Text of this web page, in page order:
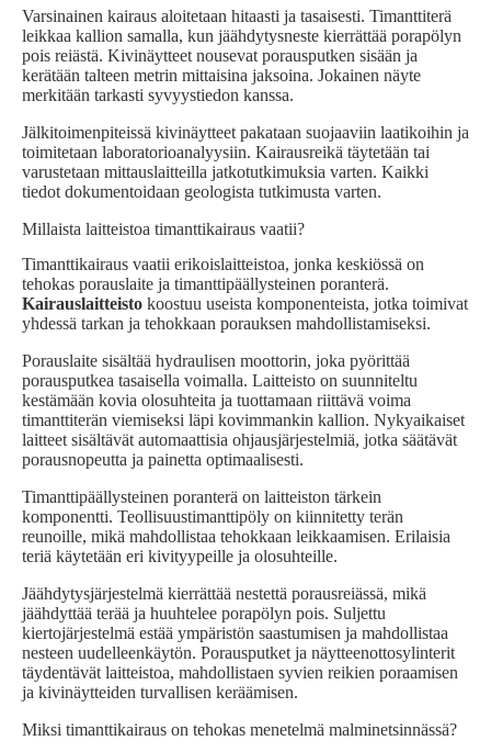
Varsinainen kairaus aloitetaan hitaasti ja tasaisesti. Timanttiterä
leikkaa kallion samalla, kun jäähdytysneste kierrättää porapölyn
pois reiästä. Kivinäytteet nousevat porausputken sisään ja
kerätään talteen metrin mittaisina jaksoina. Jokainen näyte
merkitään tarkasti syvyystiedon kanssa.
Jälkitoimenpiteissä kivinäytteet pakataan suojaaviin laatikoihin ja
toimitetaan laboratorioanalyysiin. Kairausreikä täytetään tai
varustetaan mittauslaitteilla jatkotutkimuksia varten. Kaikki
tiedot dokumentoidaan geologista tutkimusta varten.
Millaista laitteistoa timanttikairaus vaatii?
Timanttikairaus vaatii erikoislaitteistoa, jonka keskiössä on
tehokas porauslaite ja timanttipäällysteinen poranterä.
Kairauslaitteisto koostuu useista komponenteista, jotka toimivat
yhdessä tarkan ja tehokkaan porauksen mahdollistamiseksi.
Porauslaite sisältää hydraulisen moottorin, joka pyörittää
porausputkea tasaisella voimalla. Laitteisto on suunniteltu
kestämään kovia olosuhteita ja tuottamaan riittävä voima
timanttiterän viemiseksi läpi kovimmankin kallion. Nykyaikaiset
laitteet sisältävät automaattisia ohjausjärjestelmiä, jotka säätävät
porausnopeutta ja painetta optimaalisesti.
Timanttipäällysteinen poranterä on laitteiston tärkein
komponentti. Teollisuustimanttipöly on kiinnitetty terän
reunoille, mikä mahdollistaa tehokkaan leikkaamisen. Erilaisia
teriä käytetään eri kivityypeille ja olosuhteille.
Jäähdytysjärjestelmä kierrättää nestettä porausreiässä, mikä
jäähdyttää terää ja huuhtelee porapölyn pois. Suljettu
kiertojärjestelmä estää ympäristön saastumisen ja mahdollistaa
nesteen uudelleenkäytön. Porausputket ja näytteenottosylinterit
täydentävät laitteistoa, mahdollistaen syvien reikien poraamisen
ja kivinäytteiden turvallisen keräämisen.
Miksi timanttikairaus on tehokas menetelmä malminetsinnässä?